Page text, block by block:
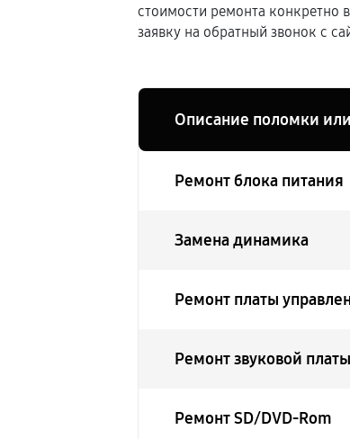
стоимости ремонта
заявку на обратный звонок с
Описание поломки
Ремонт блока питания
Замена динамика
Ремонт платы
Ремонт звуковой платы
Ремонт SD/DVD-Rom